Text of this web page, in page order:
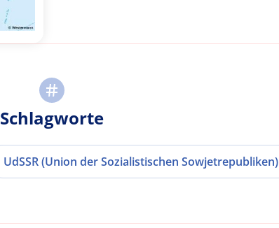
Schlagworte
UdSSR (Union der Sozialistischen Sowjetrepubliken)